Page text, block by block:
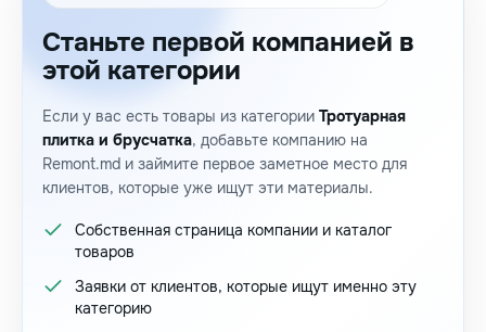
Станьте первой компанией в
этой категории
Если у вас есть товары из категории Тротуарная
плитка и брусчатка, добавьте компанию на
Remont.md и займите первое заметное место для
клиентов, которые уже ищут эти материалы.
Собственная страница компании и каталог
товаров
Заявки от клиентов, которые ищут именно эту
категорию